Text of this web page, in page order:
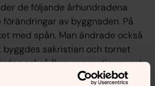
de följande århundradena
av byggnaden. På
med spån. Man ändrade också
byggdes sakristian och tornet
också flera reparationer och
större renovering och